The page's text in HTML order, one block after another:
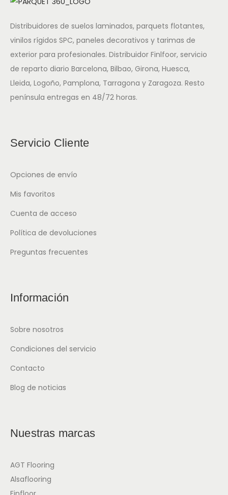
Distribuidores de suelos laminados, parquets flotantes,
vinilos rígidos SPC, paneles decorativos y tarimas de
exterior para profesionales. Distribuidor Finlfoor, servicio
de reparto diario Barcelona, Bilbao, Girona, Huesca,
Lleida, Logoño, Pamplona, Tarragona y Zaragoza. Resto
península entregas en 48/72 horas.
Servicio Cliente
Opciones de envío
Mis favoritos
Cuenta de acceso
Política de devoluciones
Preguntas frecuentes
Información
Sobre nosotros
Condiciones del servicio
Contacto
Blog de noticias
Nuestras marcas
AGT Flooring
Alsaflooring